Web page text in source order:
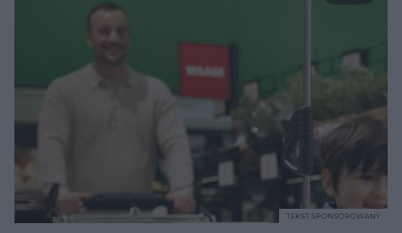
TEKST SPONSOROWANY